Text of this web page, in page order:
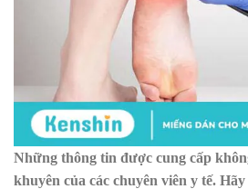
Những thông tin được cung cấp
khuyên của các chuyên viên y tế.